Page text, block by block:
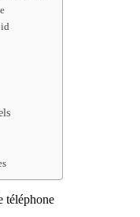
téléphone